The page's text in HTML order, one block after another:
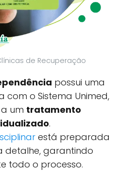
de Recuperação
possui uma
o Sistema Unimed,
um tratamento
.
está preparada
garantindo
todo o processo.